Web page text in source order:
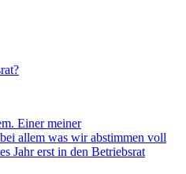
Einer meiner
allem was wir abstimmen voll
Jahr erst in den Betriebsrat